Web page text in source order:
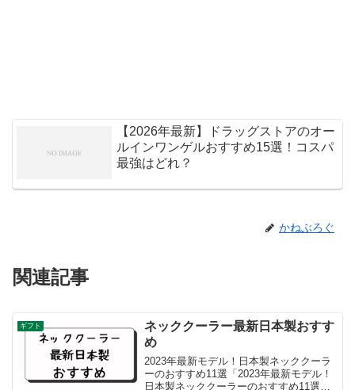
【2026年最新】ドラッグストアのオー
ルインワンゲルおすすめ15選！コスパ
最強はどれ？
かねぶろぐ
関連記事
ギフト
ネッククーラー最新日本製おすす
め
2023年最新モデル！日本製ネッククーラ
ーのおすすめ11選「2023年最新モデル！
日本製ネッククーラーのおすすめ11選」